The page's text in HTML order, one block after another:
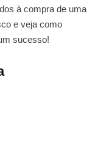
à compra de uma
e veja como
sucesso!